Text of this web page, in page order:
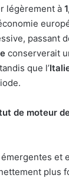
légèrement à
passant
conserverait
que l’
de moteur
et
plus